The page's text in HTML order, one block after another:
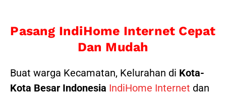
Pasang IndiHome Internet Cepat
Dan Mudah
Buat warga Kecamatan, Kelurahan di Kota-
Kota Besar Indonesia IndiHome Internet dan